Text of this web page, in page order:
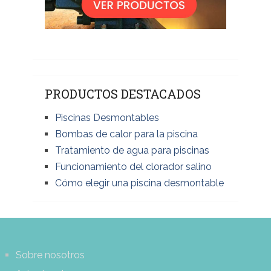
PRODUCTOS DESTACADOS
Piscinas Desmontables
Bombas de calor para la piscina
Tratamiento de agua para piscinas
Funcionamiento del clorador salino
Cómo elegir una piscina desmontable
Sobre nosotros